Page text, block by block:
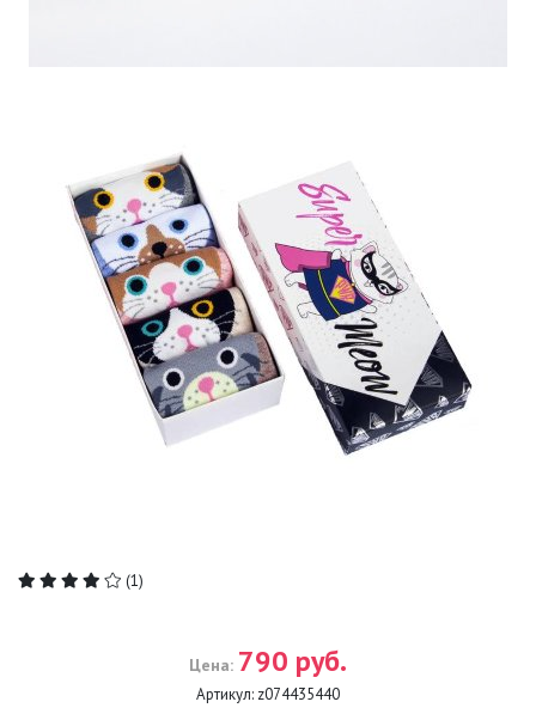
(1)
Цена: 790 руб.
Артикул: z074435440